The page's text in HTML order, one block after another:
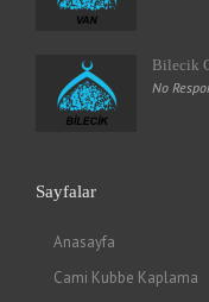
Bilecik
No
Sayfalar
Anasayfa
Cami Kubbe Kaplama